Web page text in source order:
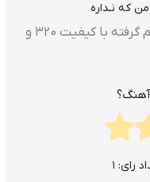
من که نـداره
دانلود آهنگ امین رستمی به نام دلم گرفته با کیفیت ۳۲۰ و
آهنگ؟
1